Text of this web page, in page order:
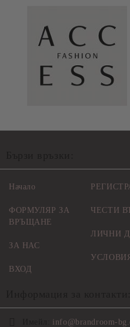
Начало
ФОРМУЛЯР ЗА
ВРЪЩАНЕ
ЗА НАС
ВХОД
ЧЕСТИ
ЛИЧНИ
УСЛОВИЯ
info@brandroom-